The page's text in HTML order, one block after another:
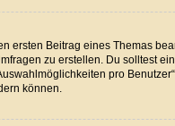
ersten Beitrag eines Themas
zu erstellen. Du solltest
pro
können.